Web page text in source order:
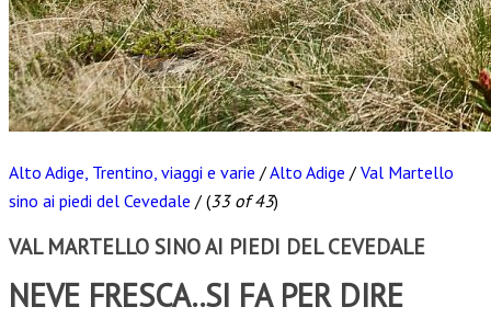
Alto Adige, Trentino, viaggi e varie /Alto Adige / Val Martello
sino ai piedi del Cevedale / (33 of 43)
VAL MARTELLO SINO AI PIEDI DEL CEVEDALE
NEVE FRESCA..SI FA PER DIRE